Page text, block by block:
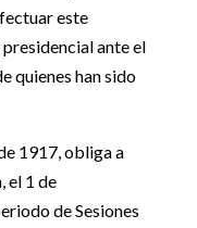
este
ante el
quienes han sido
1917, obliga a
el 1 de
de Sesiones